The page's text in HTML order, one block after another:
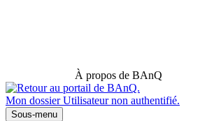
À propos de BAnQ
Mon dossier Utilisateur non authentifié.
Sous-menu